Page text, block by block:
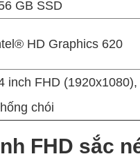
GB SSD
HD Graphics 620
inch FHD
chói
FHD sắc